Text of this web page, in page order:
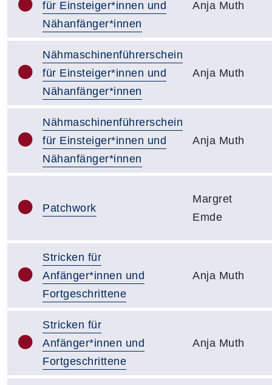
für Einsteiger*innen und
Nähanfänger*innen
Anja Muth
Nähmaschinenführerschein
für Einsteiger*innen und
Nähanfänger*innen
Anja Muth
Nähmaschinenführerschein
für Einsteiger*innen und
Nähanfänger*innen
Anja Muth
Patchwork
Margret
Emde
Stricken für
Anfänger*innen und
Fortgeschrittene
Anja Muth
Stricken für
Anfänger*innen und
Fortgeschrittene
Anja Muth